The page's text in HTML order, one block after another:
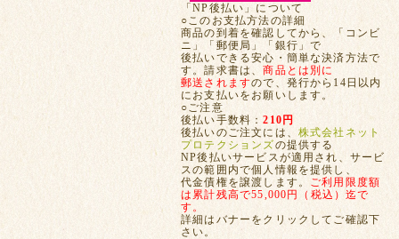
「NP後払い」について
○このお支払方法の詳細
商品の到着を確認してから、「コンビ
ニ」「郵便局」「銀行」で
後払いできる安心・簡単な決済方法で
す。請求書は、商品とは別に
郵送されますので、発行から14日以内
にお支払いをお願いします。
○ご注意
後払い手数料：210円
後払いのご注文には、 株式会社ネット
プロテクションズの提供する
NP後払いサービスが適用され、サービ
スの範囲内で個人情報を提供し、
代金債権を譲渡します。 ご利用限度額
は累計残高で55,000円（税込）迄で
す。
詳細はバナーをクリックしてご確認下
さい。